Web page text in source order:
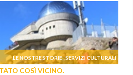
LE NOSTRE STORIE ,SERVIZI CULTURALI
COSÌ VICINO.